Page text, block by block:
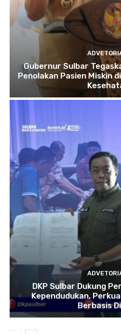
Gubernur Sulbar
Penolakan Pasien Miskin
DKP Sulbar Dukung
Kependudukan,
Berbasis